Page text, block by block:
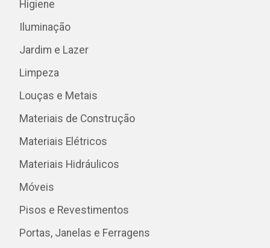
Higiene
Iluminação
Jardim e Lazer
Limpeza
Louças e Metais
Materiais de Construção
Materiais Elétricos
Materiais Hidráulicos
Móveis
Pisos e Revestimentos
Portas, Janelas e Ferragens